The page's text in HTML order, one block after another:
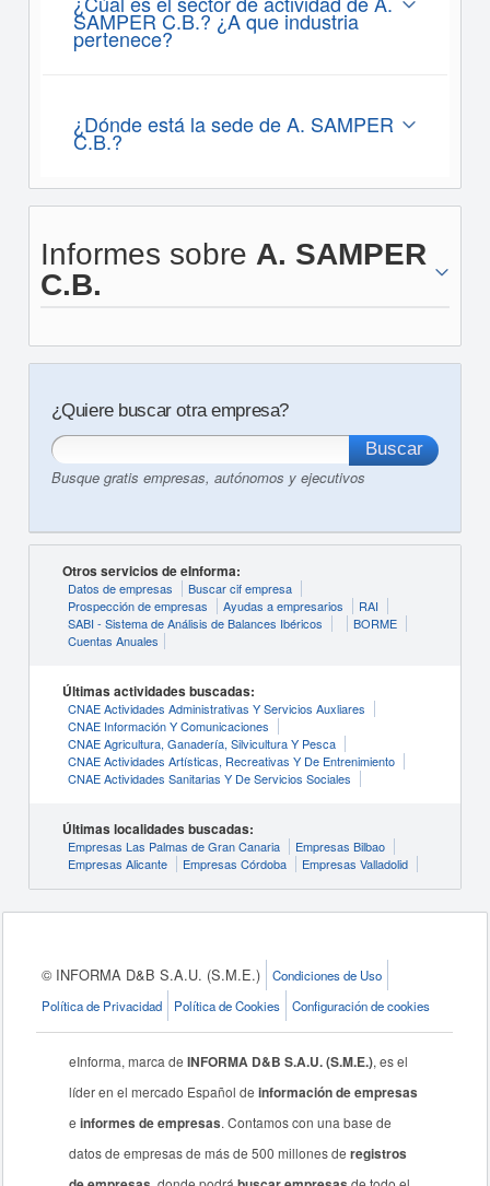
SAMPER C.B.? ¿A que industria
pertenece?
¿Dónde está la sede de A. SAMPER
C.B.?
Informes sobre A. SAMPER
C.B.
¿Quiere buscar otra empresa?
Busque gratis empresas, autónomos y ejecutivos
Otros servicios de eInforma:
Datos de empresas
Buscar cif empresa
Prospección de empresas
Ayudas a empresarios
RAI
SABI - Sistema de Análisis de Balances Ibéricos
BORME
Cuentas Anuales
Últimas actividades buscadas:
CNAE Actividades Administrativas Y Servicios Auxliares
CNAE Información Y Comunicaciones
CNAE Agricultura, Ganadería, Silvicultura Y Pesca
CNAE Actividades Artísticas, Recreativas Y De Entrenimiento
CNAE Actividades Sanitarias Y De Servicios Sociales
Últimas localidades buscadas:
Empresas Las Palmas de Gran Canaria
Empresas Bilbao
Empresas Alicante
Empresas Córdoba Empresas Valladolid
© INFORMA D&B S.A.U. (S.M.E.)
Condiciones de Uso
Política de Privacidad
Política de Cookies Configuración de cookies
eInforma, marca deINFORMA D&B S.A.U. (S.M.E.), es el
líder en el mercado Español deinformación de empresas
einformes de empresas. Contamos con una base de
datos de empresas de más de 500 millones deregistros